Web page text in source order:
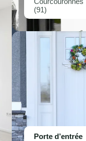
(91)
Porte d’entrée